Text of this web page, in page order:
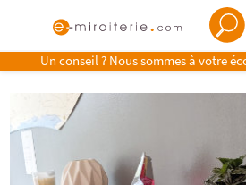
Un conseil ? Nous sommes à votre